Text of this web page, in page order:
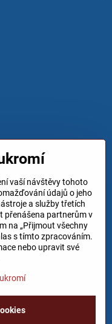
vaší návštěvy tohoto
údajů o jeho
a služby třetích
přenášena partnerům v
na „Přijmout všechny
s tímto zpracováním.
nebo upravit své